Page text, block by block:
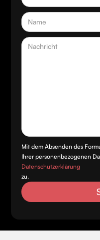
Mit dem Absenden des
Ihrer personenbezogenen
Datenschutzerklärung
zu.